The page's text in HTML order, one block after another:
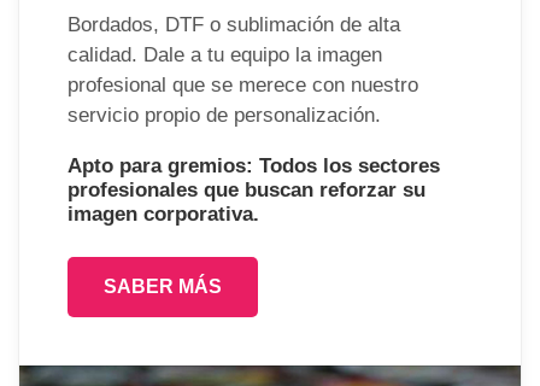
Bordados, DTF o sublimación de alta
calidad. Dale a tu equipo la imagen
profesional que se merece con nuestro
servicio propio de personalización.
Apto para gremios: Todos los sectores
profesionales que buscan reforzar su
imagen corporativa.
SABER MÁS